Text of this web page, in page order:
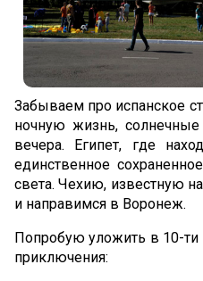
О компании
Экипаж
Новости
Блог
Kонтакты
Забываем про испанское
ночную жизнь,
вечера. Египет, где
единственное
света. Чехию, известную
и направимся в Воронеж.
Попробую уложить в 10-ти
приключения: